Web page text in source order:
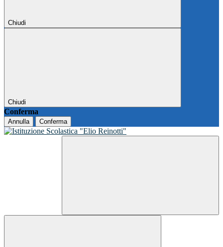
Chiudi
Chiudi
Conferma
Annulla Conferma